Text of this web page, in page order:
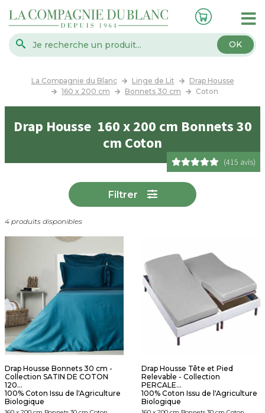
OK
La Compagnie du Blanc Linge de Lit
Drap Housse
160 x 200 cm
Bonnets 30 cm Coton
Drap Housse 160 x 200 cm Bonnets 30
cm Coton
(415 avis)
Filtrer
4 produits disponibles
Drap Housse Bonnets 30 cm -
Collection SATIN DE COTON
120...
100% Coton Issu de l'Agriculture
Biologique
Drap Housse Tête et Pied
Relevable - Collection
PERCALE...
100% Coton Issu de l'Agriculture
Biologique